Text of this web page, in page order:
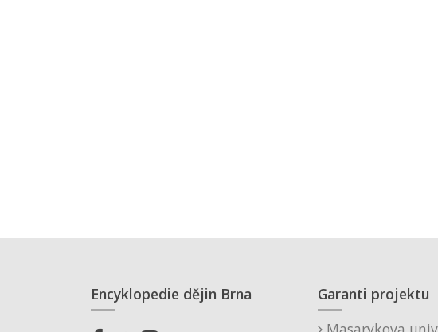
Encyklopedie dějin Brna
Garanti projektu